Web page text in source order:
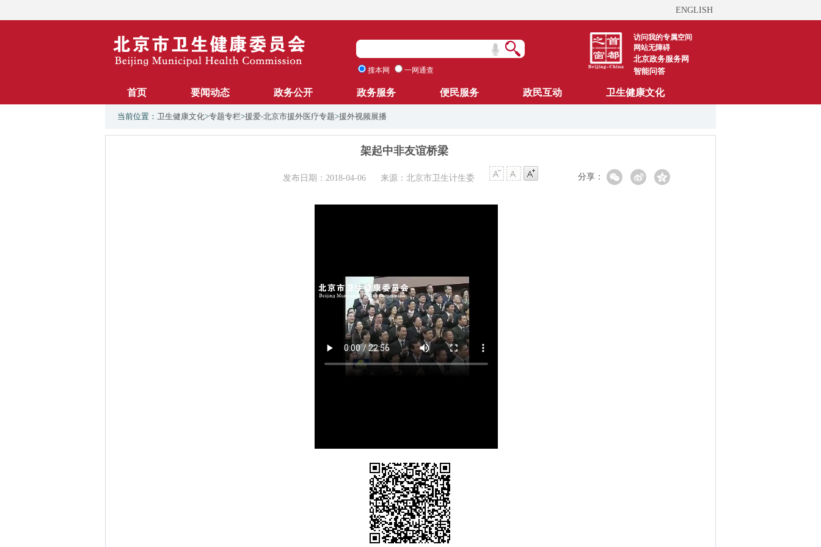
ENGLISH
访问我的专属空间
网站无障碍
北京政务服务网
智能问答
搜本网 一网通查
首页 要闻动态 政务公开 政务服务 便民服务 政民互动 卫生健康文化
当前位置： 卫生健康文化>专题专栏>援爱-北京市援外医疗专题>援外视频展播
架起中非友谊桥梁
发布日期：2018-04-06 来源：北京市卫生计生委 分享：